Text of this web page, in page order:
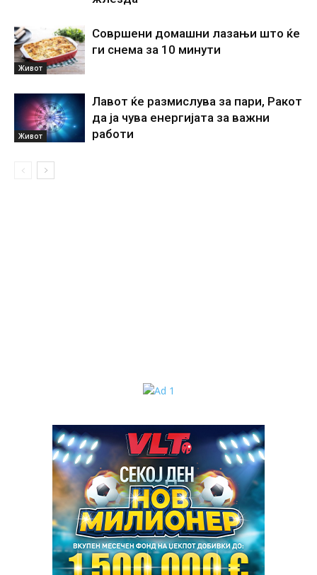
Живот
Совршени домашни лазањи што ќе
ги снема за 10 минути
Живот
Лавот ќе размислува за пари, Ракот
да ја чува енергијата за важни
работи